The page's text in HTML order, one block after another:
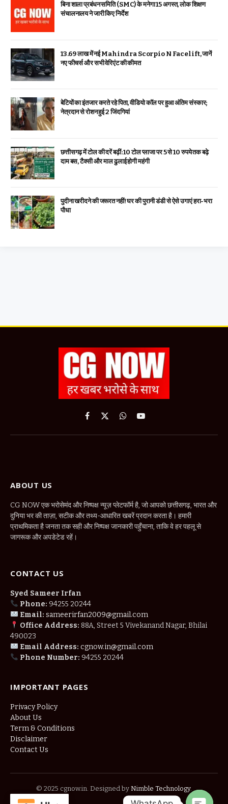
बिना शाला प्रबंधन समिति (SMC) के मनेगा 15 अगस्त, लोक शिक्षण
संचालनालय ने जारी किए निर्देश
₹13.69 लाख में नई Mahindra Scorpio N Facelift, जानें
नए फीचर्स और सभी वेरिएंट की कीमत
बेटियों का इंतजार करते रहे पिता, वीडियो कॉल पर हुआ अंतिम संस्कार;
नेत्रदान से रोशन हुई 2 जिंदगियां
छत्तीसगढ़ में टोल की दरें बढ़ीं: 10 टोल प्लाजा पर 5 से 10 रुपये तक बढ़े
दाम बस, टैक्सी और माल ढुलाई होगी महंगी
पुदीना खरीदने की जरूरत नहीं! घर की पुरानी डंडी से ऐसे उगाएं हरा-भरा
पौधा
Facebook
X
WhatsApp
YouTube
ABOUT US
CG NOW एक भरोसेमंद और निष्पक्ष न्यूज़ प्लेटफॉर्म है, जो आपको छत्तीसगढ़, भारत और
दुनिया भर की ताज़ा, सटीक और तथ्य-आधारित खबरें प्रदान करता है। हमारी
प्राथमिकता है जनता तक सही और निष्पक्ष जानकारी पहुँचाना, ताकि वे हर पहलू से
जागरूक और अपडेटेड रहें।
CONTACT US
Syed Sameer Irfan
Phone: 94255 20244
Email: sameerirfan2009@gmail.com
Office Address: 88A, Street 5 Vivekanand Nagar, Bhilai
490023
Email Address: cgnow.in@gmail.com
Phone Number: 94255 20244
IMPORTANT PAGES
Privacy Policy
About Us
Term & Conditions
Disclaimer
Contact Us
© 2025 cgnow.in. Designed by Nimble Technology.